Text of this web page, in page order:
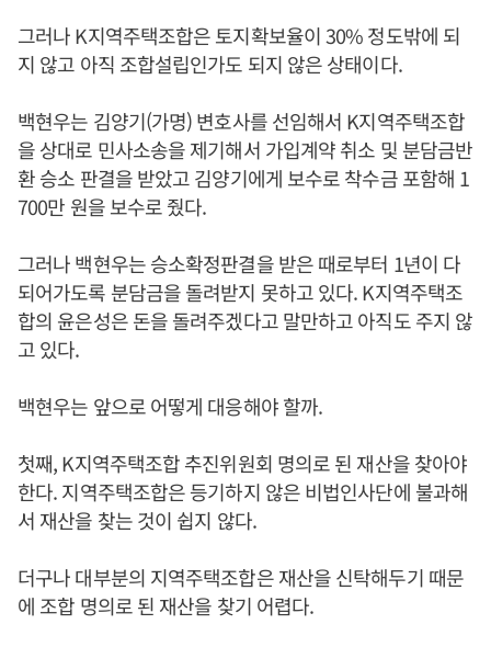
그러나 K지역주택조합은 토지확보율이 30% 정도밖에 되
지 않고 아직 조합설립인가도 되지 않은 상태이다.
백현우는 김양기(가명) 변호사를 선임해서 K지역주택조합
을 상대로 민사소송을 제기해서 가입계약 취소 및 분담금반
환 승소 판결을 받았고 김양기에게 보수로 착수금 포함해 1
700만 원을 보수로 줬다.
그러나 백현우는 승소확정판결을 받은 때로부터 1년이 다
되어가도록 분담금을 돌려받지 못하고 있다. K지역주택조
합의 윤은성은 돈을 돌려주겠다고 말만하고 아직도 주지 않
고 있다.
백현우는 앞으로 어떻게 대응해야 할까.
첫째, K지역주택조합 추진위원회 명의로 된 재산을 찾아야
한다. 지역주택조합은 등기하지 않은 비법인사단에 불과해
서 재산을 찾는 것이 쉽지 않다.
더구나 대부분의 지역주택조합은 재산을 신탁해두기 때문
에 조합 명의로 된 재산을 찾기 어렵다.